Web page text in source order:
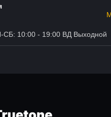
СБ: 10:00 - 19:00 ВД Выходной